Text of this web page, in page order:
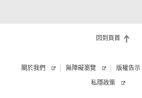
回到頁首
關於我們 無障礙瀏覽 版權告示
私隱政策